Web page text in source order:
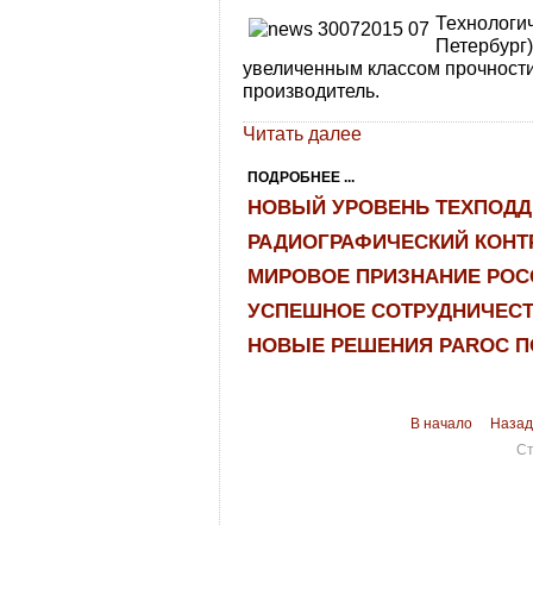
увеличенным классом
производитель.
Читать далее
ПОДРОБНЕЕ ...
НОВЫЙ УРОВЕНЬ
РАДИОГРАФИЧЕСКИЙ
МИРОВОЕ ПРИЗНАНИЕ
УСПЕШНОЕ
НОВЫЕ РЕШЕНИЯ PAROC
В начало
Назад